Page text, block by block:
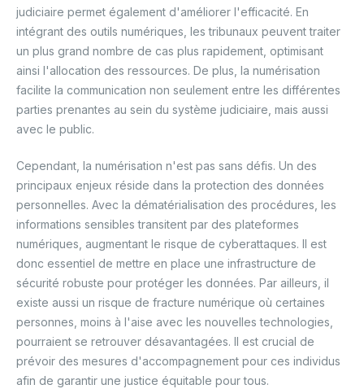
judiciaire permet également d'améliorer l'efficacité. En
intégrant des outils numériques, les tribunaux peuvent traiter
un plus grand nombre de cas plus rapidement, optimisant
ainsi l'allocation des ressources. De plus, la numérisation
facilite la communication non seulement entre les différentes
parties prenantes au sein du système judiciaire, mais aussi
avec le public.
Cependant, la numérisation n'est pas sans défis. Un des
principaux enjeux réside dans la protection des données
personnelles. Avec la dématérialisation des procédures, les
informations sensibles transitent par des plateformes
numériques, augmentant le risque de cyberattaques. Il est
donc essentiel de mettre en place une infrastructure de
sécurité robuste pour protéger les données. Par ailleurs, il
existe aussi un risque de fracture numérique où certaines
personnes, moins à l'aise avec les nouvelles technologies,
pourraient se retrouver désavantagées. Il est crucial de
prévoir des mesures d'accompagnement pour ces individus
afin de garantir une justice équitable pour tous.